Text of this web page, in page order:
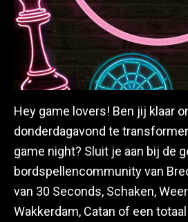
Hey game lovers! Ben jij klaar
donderdagavond te
game night? Sluit je aan bij de
bordspellencommunity van
van 30 Seconds, Schaken,
Wakkerdam, Catan of een